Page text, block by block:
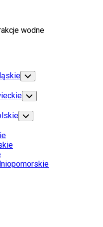
wodne
Toggle
Child
Menu
Toggle
Child
Menu
Toggle
Child